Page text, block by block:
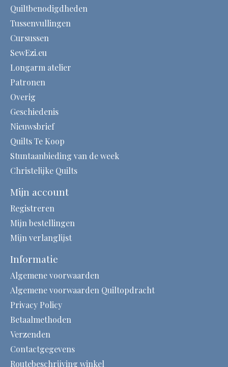
Quiltbenodigdheden
Tussenvullingen
Cursussen
SewEzi.eu
Longarm atelier
Patronen
Overig
Geschiedenis
Nieuwsbrief
Quilts Te Koop
Stuntaanbieding van de week
Christelijke Quilts
Mijn account
Registreren
Mijn bestellingen
Mijn verlanglijst
Informatie
Algemene voorwaarden
Algemene voorwaarden Quiltopdracht
Privacy Policy
Betaalmethoden
Verzenden
Contactgegevens
Routebeschrijving winkel